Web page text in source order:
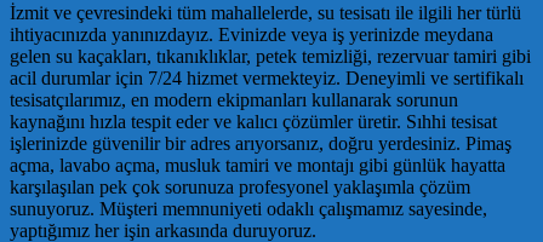
İzmit ve çevresindeki tüm mahallelerde, su tesisatı ile ilgili her türlü
ihtiyacınızda yanınızdayız. Evinizde veya iş yerinizde meydana
gelen su kaçakları, tıkanıklıklar, petek temizliği, rezervuar tamiri gibi
acil durumlar için 7/24 hizmet vermekteyiz. Deneyimli ve sertifikalı
tesisatçılarımız, en modern ekipmanları kullanarak sorunun
kaynağını hızla tespit eder ve kalıcı çözümler üretir. Sıhhi tesisat
işlerinizde güvenilir bir adres arıyorsanız, doğru yerdesiniz. Pimaş
açma, lavabo açma, musluk tamiri ve montajı gibi günlük hayatta
karşılaşılan pek çok sorunuza profesyonel yaklaşımla çözüm
sunuyoruz. Müşteri memnuniyeti odaklı çalışmamız sayesinde,
yaptığımız her işin arkasında duruyoruz.